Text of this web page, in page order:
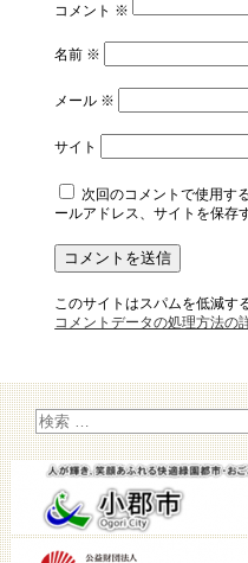
コメント ※
名前 ※
メール ※
サイト
次回のコメントで使用す
ールアドレス、サイトを保存
このサイトはスパムを低減す
コメントデータの処理方法の